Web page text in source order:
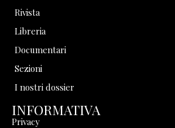
Rivista
Libreria
Documentari
Sezioni
I nostri dossier
INFORMATIVA
Privacy